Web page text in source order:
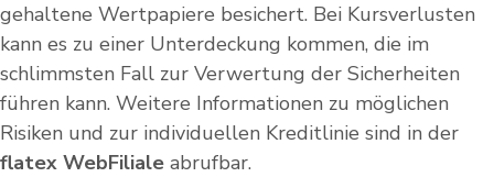
gehaltene Wertpapiere besichert. Bei Kursverlusten
kann es zu einer Unterdeckung kommen, die im
schlimmsten Fall zur Verwertung der Sicherheiten
führen kann. Weitere Informationen zu möglichen
Risiken und zur individuellen Kreditlinie sind in der
flatex WebFiliale abrufbar.